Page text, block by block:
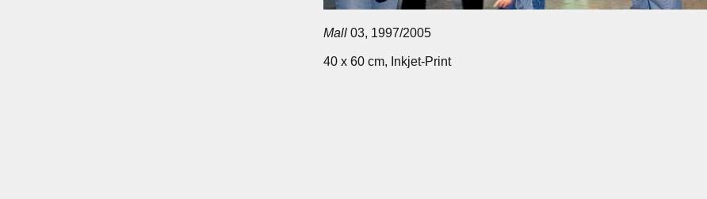
Mall 03, 1997/2005
40 x 60 cm, Inkjet-Print